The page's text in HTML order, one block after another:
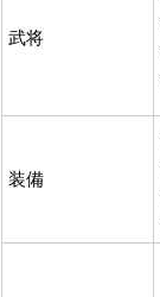
武将
装備